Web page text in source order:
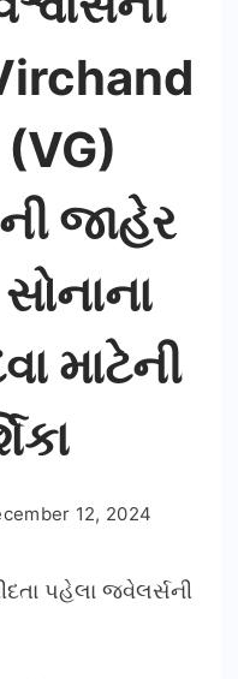
જાહેર
માટેની
12, 2024
પહેલા જવેલર્સની